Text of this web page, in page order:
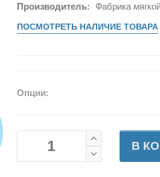
Производитель: Фабрика
ПОСМОТРЕТЬ НАЛИЧИЕ ТОВАРА
Опции:
В